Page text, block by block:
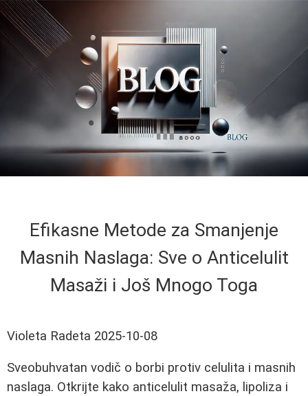
Efikasne Metode za Smanjenje
Masnih Naslaga: Sve o Anticelulit
Masaži i Još Mnogo Toga
Violeta Radeta 2025-10-08
Sveobuhvatan vodič o borbi protiv celulita i masnih
naslaga. Otkrijte kako anticelulit masaža, lipoliza i